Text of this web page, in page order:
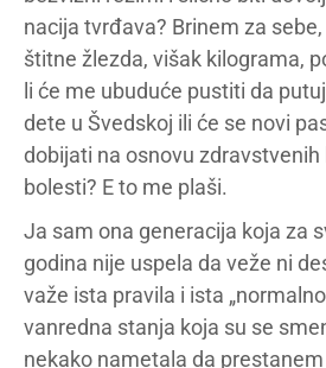
nacija tvrđava? Brinem za
štitne žlezda, višak kilograma,
li će me ubuduće pustiti da
dete u Švedskoj ili će se novi
dobijati na osnovu
bolesti? E to me plaši.
Ja sam ona generacija koja za
godina nije uspela da veže ni
važe ista pravila i ista
vanredna stanja koja su se
nekako nametala da